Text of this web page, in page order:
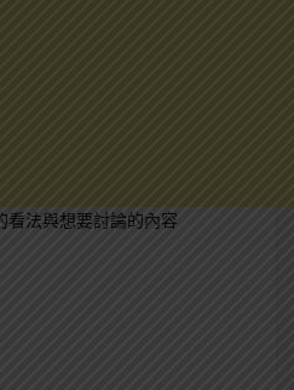
看法與想要討論的內容